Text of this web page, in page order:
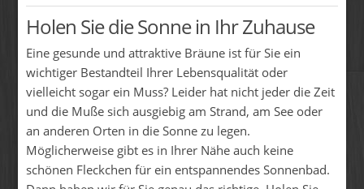
Holen Sie die Sonne in Ihr Zuhause
Eine gesunde und attraktive Bräune ist für Sie ein
wichtiger Bestandteil Ihrer Lebensqualität oder
vielleicht sogar ein Muss? Leider hat nicht jeder die Zeit
und die Muße sich ausgiebig am Strand, am See oder
an anderen Orten in die Sonne zu legen.
Möglicherweise gibt es in Ihrer Nähe auch keine
schönen Fleckchen für ein entspannendes Sonnenbad.